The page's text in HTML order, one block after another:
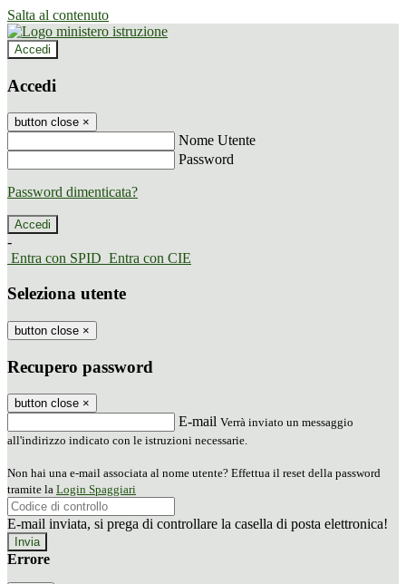
Salta al contenuto
Accedi
Accedi
button close ×
Nome Utente
Password
Password dimenticata?
-
Entra con SPID Entra con CIE
Seleziona utente
button close ×
Recupero password
button close ×
E-mail Verrà inviato un messaggio
all'indirizzo indicato con le istruzioni necessarie.
Non hai una e-mail associata al nome utente? Effettua il reset della password
tramite la Login Spaggiari
E-mail inviata, si prega di controllare la casella di posta elettronica!
Errore